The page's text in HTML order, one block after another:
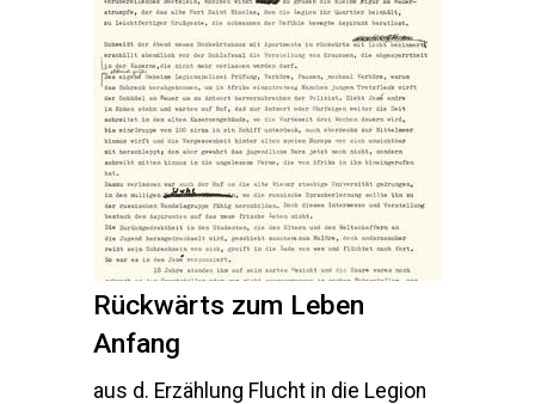
Rückwärts zum Leben
Anfang
aus d. Erzählung Flucht in die Legion